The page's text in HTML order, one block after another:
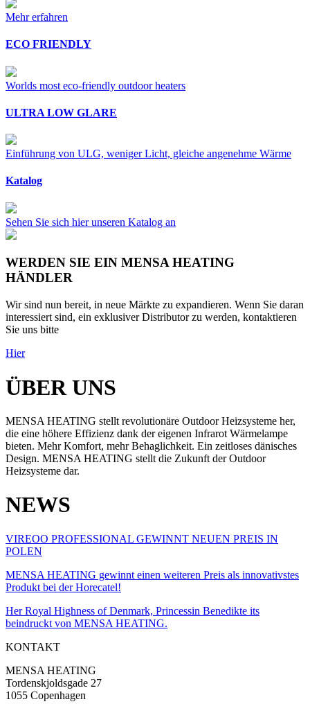
Mehr erfahren
ECO FRIENDLY
Worlds most eco-friendly outdoor heaters
ULTRA LOW GLARE
Einführung von ULG, weniger Licht, gleiche angenehme Wärme
Katalog
Sehen Sie sich hier unseren Katalog an
WERDEN SIE EIN MENSA HEATING
HÄNDLER
Wir sind nun bereit, in neue Märkte zu expandieren. Wenn Sie daran
interessiert sind, ein exklusiver Distributor zu werden, kontaktieren
Sie uns bitte
Hier
ÜBER UNS
MENSA HEATING stellt revolutionäre Outdoor Heizsysteme her,
die eine höhere Effizienz dank der eigenen Infrarot Wärmelampe
bieten. Mehr Komfort, mehr Behaglichkeit. Ein zeitloses dänisches
Design. MENSA HEATING stellt die Zukunft der Outdoor
Heizsysteme dar.
NEWS
VIREOO PROFESSIONAL GEWINNT NEUEN PREIS IN
POLEN
MENSA HEATING gewinnt einen weiteren Preis als innovativstes
Produkt bei der Horecatel!
Her Royal Highness of Denmark, Princessin Benedikte its
beindruckt von MENSA HEATING.
KONTAKT
MENSA HEATING
Tordenskjoldsgade 27
1055 Copenhagen